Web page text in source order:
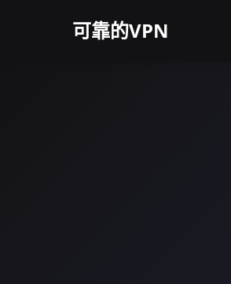
可靠的VPN